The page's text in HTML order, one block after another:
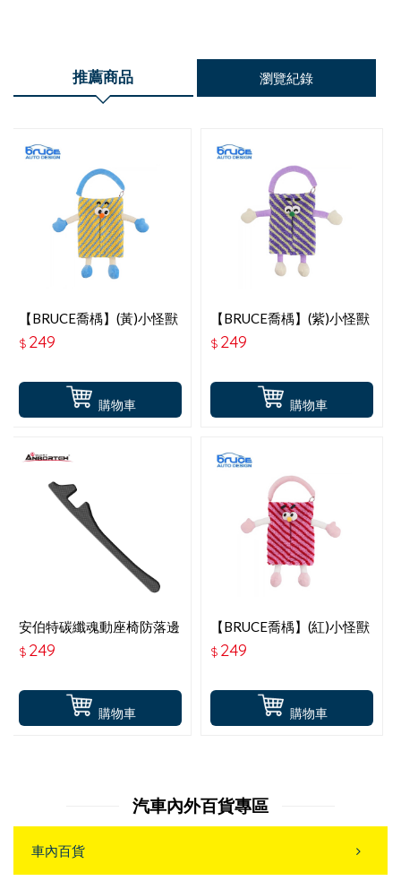
推薦商品 瀏覽紀錄
購物車
【BRUCE喬楀】(黃)小怪獸
面紙套
$ 249
購物車
【BRUCE喬楀】(紫)小怪獸
面紙套
$ 249
購物車
安伯特碳纖魂動座椅防落邊
條 ABT-A190
$ 249
購物車
【BRUCE喬楀】(紅)小怪獸
面紙套
$ 249
汽車內外百貨專區
車內百貨